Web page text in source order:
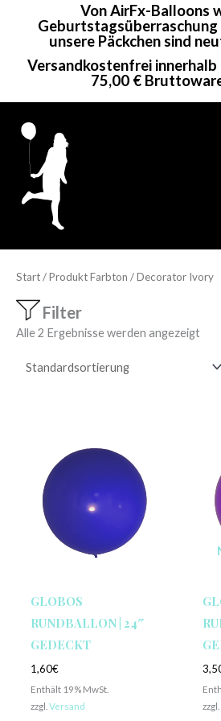
Von AirFx-Balloons
Geburtstagsüberraschung
unsere Päckchen sind
Versandkostenfrei
75,00 €
Start/ Produkt Farbton / Decorator Ivory
Filter
Alle 2 Ergebnisse werden angezeigt
GLOBOS
RUNDBALLON | 24″
GEDECKT
1,60€
Enthält 19% MwSt.
zzgl. Versand
zzgl.